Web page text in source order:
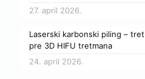
27. april 2026.
Laserski karbonski piling –
pre 3D HIFU tretmana
24. april 2026.